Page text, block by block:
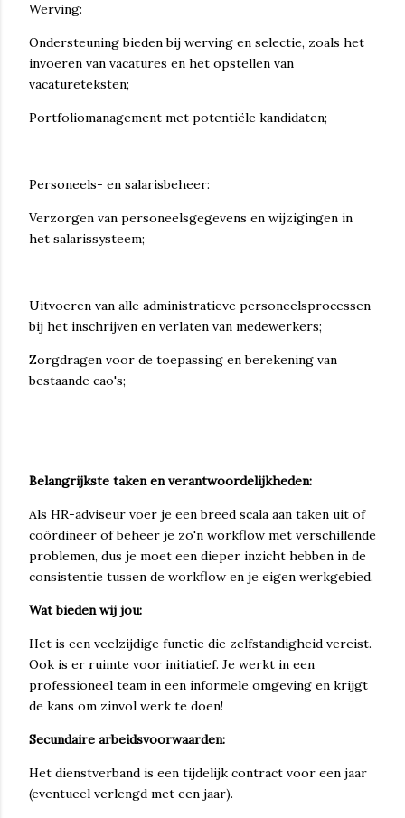
Werving:
Ondersteuning bieden bij werving en selectie, zoals het
invoeren van vacatures en het opstellen van
vacatureteksten;
Portfoliomanagement met potentiële kandidaten;
Personeels- en salarisbeheer:
Verzorgen van personeelsgegevens en wijzigingen in
het salarissysteem;
Uitvoeren van alle administratieve personeelsprocessen
bij het inschrijven en verlaten van medewerkers;
Zorgdragen voor de toepassing en berekening van
bestaande cao's;
Belangrijkste taken en verantwoordelijkheden:
Als HR-adviseur voer je een breed scala aan taken uit of
coördineer of beheer je zo'n workflow met verschillende
problemen, dus je moet een dieper inzicht hebben in de
consistentie tussen de workflow en je eigen werkgebied.
Wat bieden wij jou:
Het is een veelzijdige functie die zelfstandigheid vereist.
Ook is er ruimte voor initiatief. Je werkt in een
professioneel team in een informele omgeving en krijgt
de kans om zinvol werk te doen!
Secundaire arbeidsvoorwaarden:
Het dienstverband is een tijdelijk contract voor een jaar
(eventueel verlengd met een jaar).